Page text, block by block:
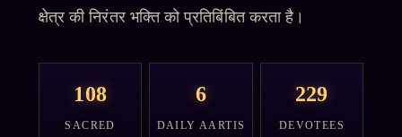
क्षेत्र की निरंतर भक्ति को प्रतिबिंबित करता है।
108
SACRED
6
DAILY AARTIS
229
DEVOTEES